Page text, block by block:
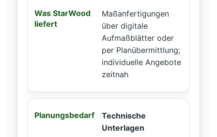
Maßanfertigungen
über digitale
Aufmaßblätter oder
per Planübermittlung;
individuelle Angebote
zeitnah
Technische
Unterlagen